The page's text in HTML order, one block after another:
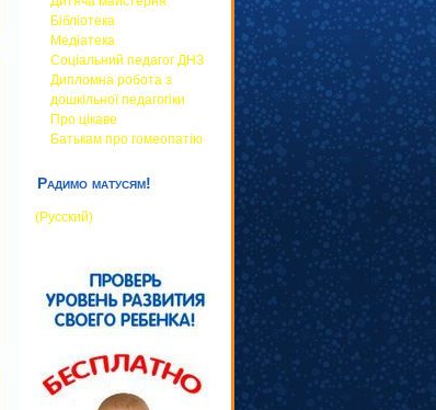
Бібліотека
Медіатека
Соціальний педагог ДНЗ
Дипломна робота з
дошкільної педагогіки
Про цікаве
Батькам про гомеопатію
Радимо матусям!
(Русский)